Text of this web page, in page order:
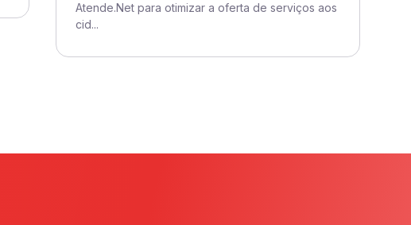
Atende.Net para otimizar a oferta de serviços aos
cid...